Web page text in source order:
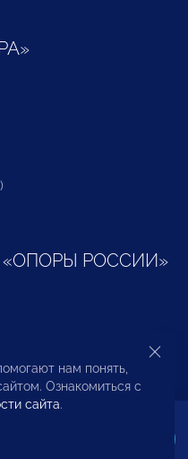
«ОПОРЫ РОССИИ»
и
нам понять,
Ознакомиться с
сайта.